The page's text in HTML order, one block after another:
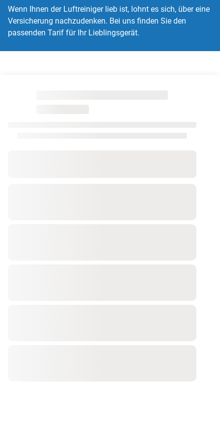
Wenn Ihnen der Luftreiniger lieb ist, lohnt es sich, über eine
Versicherung nachzudenken. Bei uns finden Sie den
passenden Tarif für Ihr Lieblingsgerät.